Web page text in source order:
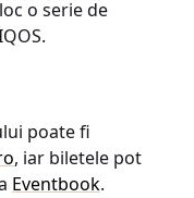
o serie de
poate fi
, iar biletele pot
Eventbook.